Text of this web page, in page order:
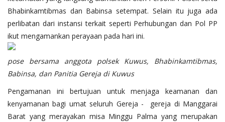
Bhabinkamtibmas dan Babinsa setempat. Selain itu juga ada
perlibatan dari instansi terkait seperti Perhubungan dan Pol PP
ikut mengamankan perayaan pada hari ini.
pose bersama anggota polsek Kuwus, Bhabinkamtibmas,
Babinsa, dan Panitia Gereja di Kuwus
Pengamanan ini bertujuan untuk menjaga keamanan dan
kenyamanan bagi umat seluruh Gereja - gereja di Manggarai
Barat yang merayakan misa Minggu Palma yang merupakan